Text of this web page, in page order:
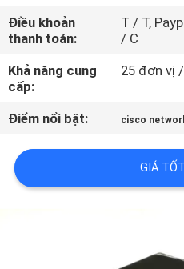
KIỂM
SOÁT
CHẤT
LƯỢNG
LIÊN
HỆ
Điều khoản
thanh toán:
T / T,
/ C
Khả năng cung
cấp:
25 đơn vị
Điểm nổi bật: cisco
GIÁ